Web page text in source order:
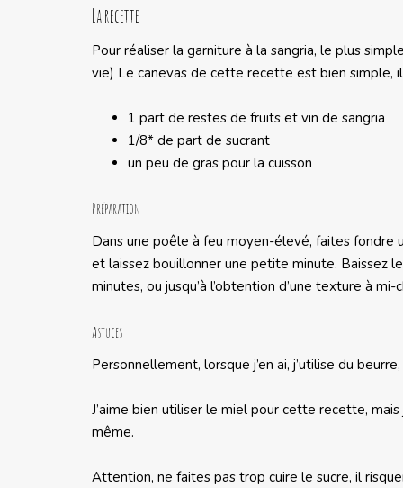
La recette
Pour réaliser la garniture à la sangria, le plus
vie) Le canevas de cette recette est bien simple,
1 part de restes de fruits et vin de sangria
1/8* de part de sucrant
un peu de gras pour la cuisson
Préparation
Dans une poêle à feu moyen-élevé, faites fondre
et laissez bouillonner une petite minute. Baissez
minutes, ou jusqu’à l’obtention d’une texture à
Astuces
Personnellement, lorsque j’en ai, j’utilise du
J’aime bien utiliser le miel pour cette recette,
même.
Attention, ne faites pas trop cuire le sucre, il